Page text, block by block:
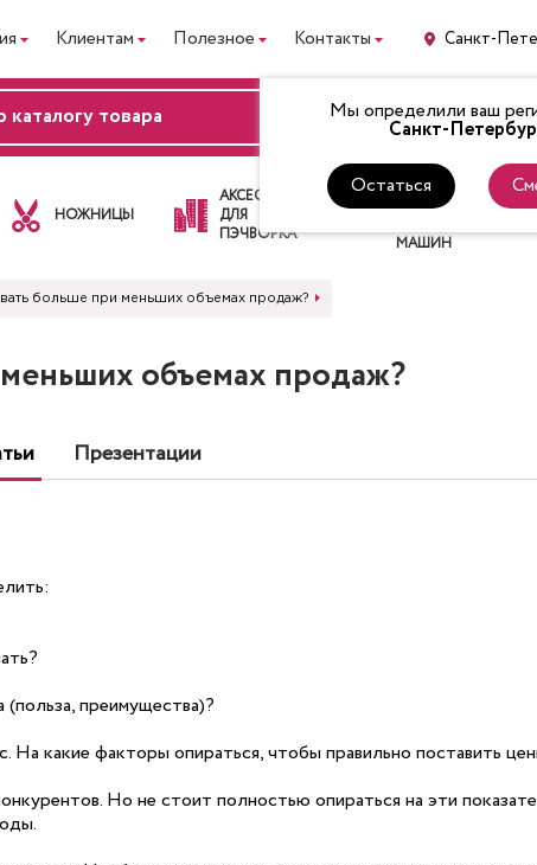
Клиентам Полезное Контакты Санкт-
Мы определили ваш
Санкт-
Остаться
ВХОД
НОЖНИЦЫ
АКСЕССУАРЫ
ДЛЯ
ПЭЧВОРКА
ЛАПКИ
ДЛЯ
МАШИН
больше при меньших объемах продаж?
объемах продаж?
Презентации
преимущества)?
На какие факторы опираться, чтобы правильно поставить
Но не стоит полностью опираться на эти